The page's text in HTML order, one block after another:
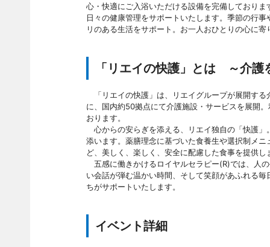
心・快適にご入浴いただける設備を完備しており
日々の健康管理をサポートいたします。季節の行
リのある生活をサポート。お一人おひとりの心に
「リエイの快護」とは ～介護
「リエイの快護」は、リエイグループが展開する
に、国内約50拠点にて介護施設・サービスを展開
おります。
心からの安らぎを添える、リエイ独自の「快護」
添います。薬膳理念に基づいた食養生や選択制メ
ど、美しく、楽しく、安全に配慮した食事を提供し
五感に働きかけるロイヤルセラピー(R)では、人
い会話が弾む温かい時間、そして笑顔があふれる
ちがサポートいたします。
イベント詳細